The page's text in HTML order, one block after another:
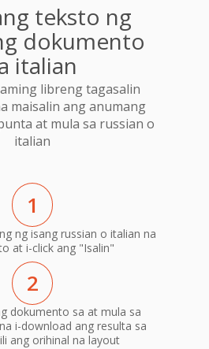
teksto ng
dokumento
italian
libreng tagasalin
maisalin ang anumang
at mula sa russian o
italian
1
ng isang russian o italian na
at i-click ang "Isalin"
2
dokumento sa at mula sa
i-download ang resulta sa
ang orihinal na layout